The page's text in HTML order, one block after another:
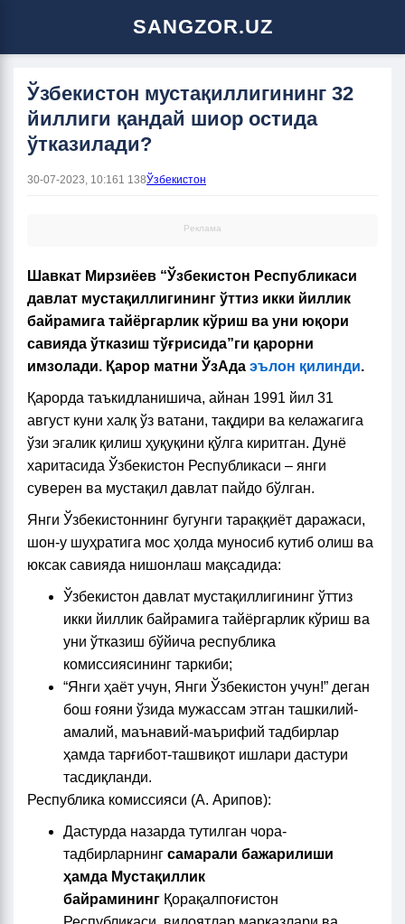
SANGZOR.UZ
Ўзбекистон мустақиллигининг 32
йиллиги қандай шиор остида
ўтказилади?
30-07-2023, 10:161 138Ўзбекистон
Реклама
Шавкат Мирзиёев “Ўзбекистон Республикаси
давлат мустақиллигининг ўттиз икки йиллик
байрамига тайёргарлик кўриш ва уни юқори
савияда ўтказиш тўғрисида”ги қарорни
имзолади. Қарор матни ЎзАда эълон қилинди.
Қарорда таъкидланишича, айнан 1991 йил 31
август куни халқ ўз ватани, тақдири ва келажагига
ўзи эгалик қилиш ҳуқуқини қўлга киритган. Дунё
харитасида Ўзбекистон Республикаси – янги
суверен ва мустақил давлат пайдо бўлган.
Янги Ўзбекистоннинг бугунги тараққиёт даражаси,
шон-у шуҳратига мос ҳолда муносиб кутиб олиш ва
юксак савияда нишонлаш мақсадида:
Ўзбекистон давлат мустақиллигининг ўттиз
икки йиллик байрамига тайёргарлик кўриш ва
уни ўтказиш бўйича республика
комиссиясининг таркиби;
“Янги ҳаёт учун, Янги Ўзбекистон учун!” деган
бош ғояни ўзида мужассам этган ташкилий-
амалий, маънавий-маърифий тадбирлар
ҳамда тарғибот-ташвиқот ишлари дастури
тасдиқланди.
Республика комиссияси (А. Арипов):
Дастурда назарда тутилган чора-
тадбирларнинг самарали бажарилиши
ҳамда Мустақиллик
байрамининг Қорақалпоғистон